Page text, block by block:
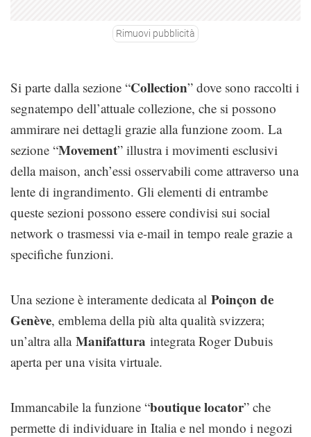
Rimuovi pubblicità
Si parte dalla sezione “Collection” dove sono raccolti i
segnatempo dell’attuale collezione, che si possono
ammirare nei dettagli grazie alla funzione zoom. La
sezione “Movement” illustra i movimenti esclusivi
della maison, anch’essi osservabili come attraverso una
lente di ingrandimento. Gli elementi di entrambe
queste sezioni possono essere condivisi sui social
network o trasmessi via e-mail in tempo reale grazie a
specifiche funzioni.
Una sezione è interamente dedicata al Poinçon de
Genève, emblema della più alta qualità svizzera;
un’altra alla Manifattura integrata Roger Dubuis
aperta per una visita virtuale.
Immancabile la funzione “boutique locator” che
permette di individuare in Italia e nel mondo i negozi